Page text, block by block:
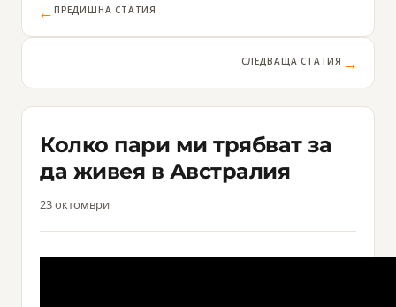
← ПРЕДИШНА СТАТИЯ
СЛЕДВАЩА СТАТИЯ →
Колко пари ми трябват за
да живея в Австралия
23 октомври